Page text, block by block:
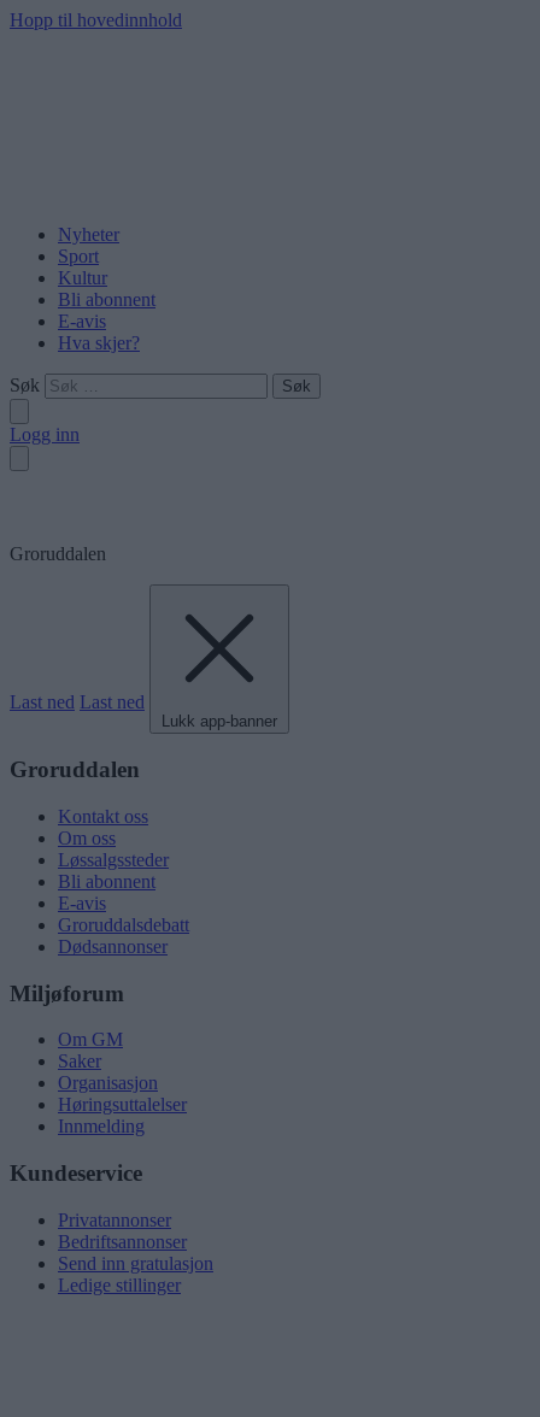
Hopp til hovedinnhold
Nyheter
Sport
Kultur
Bli abonnent
E-avis
Hva skjer?
Søk
Logg inn
Groruddalen
Last ned Last ned
Lukk app-banner
Groruddalen
Kontakt oss
Om oss
Løssalgssteder
Bli abonnent
E-avis
Groruddalsdebatt
Dødsannonser
Miljøforum
Om GM
Saker
Organisasjon
Høringsuttalelser
Innmelding
Kundeservice
Privatannonser
Bedriftsannonser
Send inn gratulasjon
Ledige stillinger